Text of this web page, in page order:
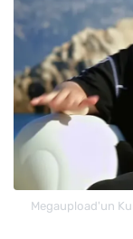
Megaupload'un